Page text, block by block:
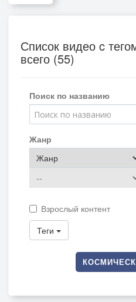
Список видео c
всего (55)
Поиск по названию
Жанр
Взрослый контент
Теги